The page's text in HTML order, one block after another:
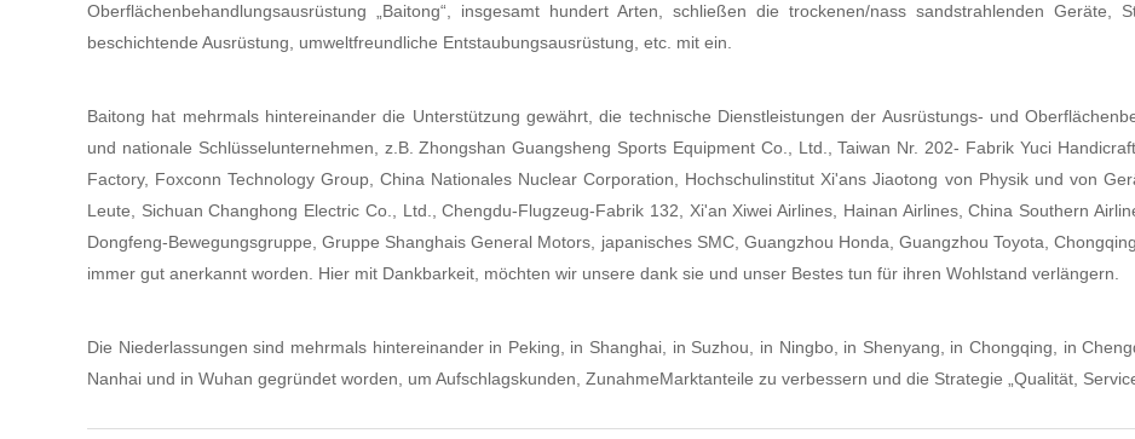
Oberflächenbehandlungsausrüstung „Baitong“, insgesamt hundert Arten, schließen die trockenen/nass sandstrahlenden Geräte,
beschichtende Ausrüstung, umweltfreundliche Entstaubungsausrüstung, etc. mit ein.
Baitong hat mehrmals hintereinander die Unterstützung gewährt, die technische Dienstleistungen der Ausrüstungs- und
und nationale Schlüsselunternehmen, z.B. Zhongshan Guangsheng Sports Equipment Co., Ltd., Taiwan Nr. 202- Fabrik Yuci
Factory, Foxconn Technology Group, China Nationales Nuclear Corporation, Hochschulinstitut Xi'ans Jiaotong von Physik und von
Leute, Sichuan Changhong Electric Co., Ltd., Chengdu-Flugzeug-Fabrik 132, Xi'an Xiwei Airlines, Hainan Airlines, China Southern
Dongfeng-Bewegungsgruppe, Gruppe Shanghais General Motors, japanisches SMC, Guangzhou Honda, Guangzhou Toyota,
immer gut anerkannt worden. Hier mit Dankbarkeit, möchten wir unsere dank sie und unser Bestes tun für ihren Wohlstand verlängern.
Die Niederlassungen sind mehrmals hintereinander in Peking, in Shanghai, in Suzhou, in Ningbo, in Shenyang, in Chongqing, in
Nanhai und in Wuhan gegründet worden, um Aufschlagskunden, ZunahmeMarktanteile zu verbessern und die Strategie „Qualität,